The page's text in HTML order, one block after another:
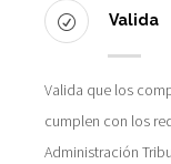
Valida
Valida que los
cumplen con los
Administración